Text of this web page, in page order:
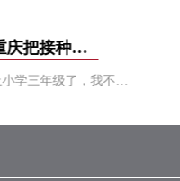
重庆把接种点“搬”进小学，8岁学生：“我不怕疼，打疫苗
我今年上小学三年级了，我不怕疼，打疫苗是为了抵抗新冠病毒。11日，在重庆市沙坪坝区青木关小学内，8岁的杨定锦对记者说。当天，在老师和